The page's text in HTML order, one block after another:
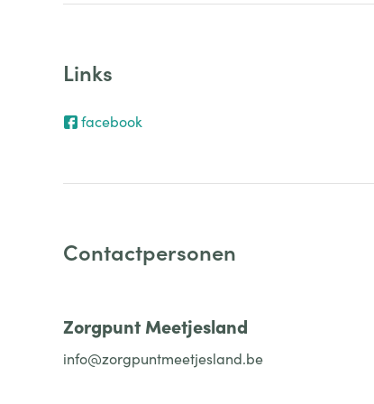
Links
facebook
Contactpersonen
Zorgpunt Meetjesland
info@zorgpuntmeetjesland.be